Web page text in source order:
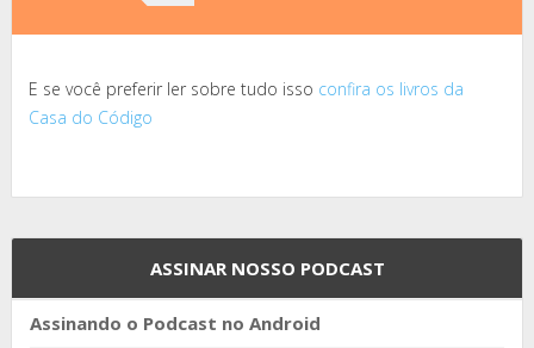
E se você preferir ler sobre tudo isso confira os livros da
Casa do Código
ASSINAR NOSSO PODCAST
Assinando o Podcast no Android